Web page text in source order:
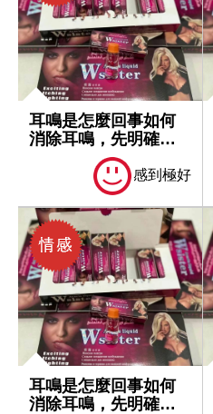
耳鳴是怎麼回事如何
消除耳鳴，先明確原
感到極好
耳鳴是怎麼回事如何
消除耳鳴，先明確原